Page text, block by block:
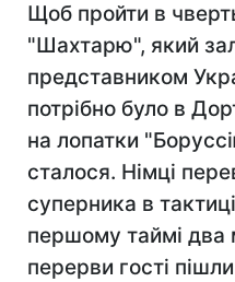
Щоб пройти в
"Шахтарю", який
представником
потрібно було в
на лопатки
сталося. Німці
суперника в
першому таймі два
перерви гості